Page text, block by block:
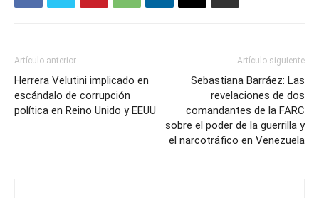
Artículo anterior
Herrera Velutini implicado en
escándalo de corrupción
política en Reino Unido y EEUU
Artículo siguiente
Sebastiana Barráez: Las
revelaciones de dos
comandantes de la FARC
sobre el poder de la guerrilla y
el narcotráfico en Venezuela